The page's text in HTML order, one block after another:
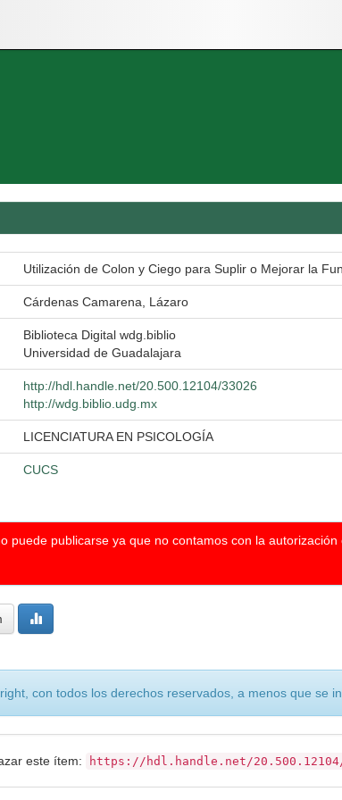
Utilización de Colon y Ciego para Suplir o Mejorar la
Cárdenas Camarena, Lázaro
Biblioteca Digital wdg.biblio
Universidad de Guadalajara
http://hdl.handle.net/20.500.12104/33026
http://wdg.biblio.udg.mx
LICENCIATURA EN PSICOLOGÍA
CUCS
puede publicarse ya que no contamos con la
con todos los derechos reservados, a menos que se
este ítem: https://hdl.handle.net/20.500.12104/